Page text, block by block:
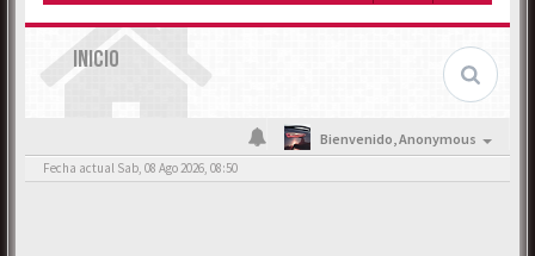
INICIO
Bienvenido,Anonymous
Fecha actual Sab, 08 Ago 2026, 08:50